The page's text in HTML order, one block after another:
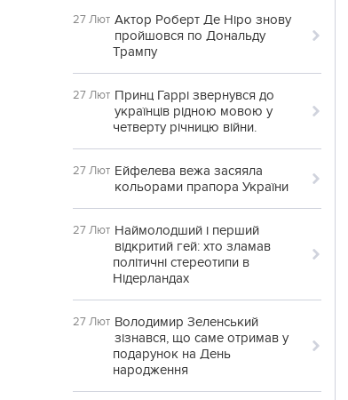
27 Лют Актор Роберт Де Ніро знову
пройшовся по Дональду
Трампу
27 Лют Принц Гаррі звернувся до
українців рідною мовою у
четверту річницю війни.
27 Лют Ейфелева вежа засяяла
кольорами прапора України
27 Лют Наймолодший і перший
відкритий гей: хто зламав
політичні стереотипи в
Нідерландах
27 Лют Володимир Зеленський
зізнався, що саме отримав у
подарунок на День
народження